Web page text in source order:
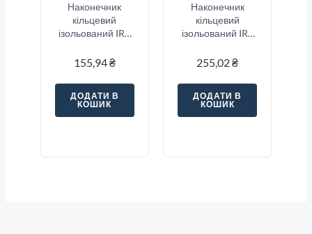
Наконечник
кільцевий
ізольований IRT
синій
155,94₴
ДОДАТИ В
КОШИК
Наконечник
кільцевий
ізольований IRT
1.5/12), червоний
255,02₴
ДОДАТИ В
КОШИК